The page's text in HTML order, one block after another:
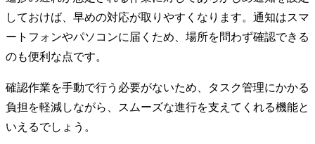
しておけば、早めの対応が取りやすくなります。通知はスマ
ートフォンやパソコンに届くため、場所を問わず確認できる
のも便利な点です。
確認作業を手動で行う必要がないため、タスク管理にかかる
負担を軽減しながら、スムーズな進行を支えてくれる機能と
いえるでしょう。